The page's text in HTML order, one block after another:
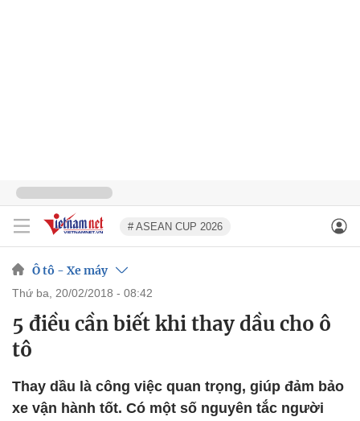
# ASEAN CUP 2026
Ô tô - Xe máy
thứ ba, 20/02/2018 - 08:42
5 điều cần biết khi thay dầu cho ô
tô
Thay dầu là công việc quan trọng, giúp đảm bảo
xe vận hành tốt. Có một số nguyên tắc người